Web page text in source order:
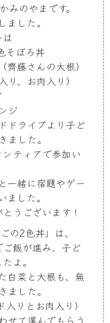
みのやまです。
ました。
そぼろ丼
齊藤さんの大根）
り、お肉入り）
ジ
ドライブより子ど
ました。
ティアで参加い
一緒に宿題やゲー
ました。
うございます！
の2色丼」は、
飯が進み、子ど
よ。
白菜と大根も、無
ました。
りとお肉入り）